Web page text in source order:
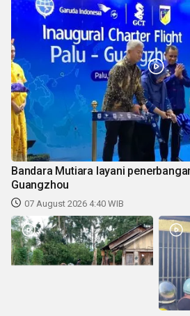
Bandara Mutiara layani
Guangzhou
07 August 2026 4:40 WIB